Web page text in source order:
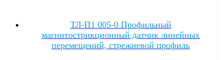
ТЛ-П1 005-0 Профильный
магнитострикционный датчик линейных
перемещений, стрежневой профиль